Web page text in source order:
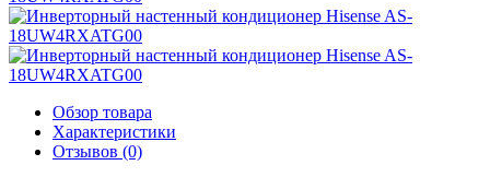
Обзор товара
Характеристики
Отзывов (0)